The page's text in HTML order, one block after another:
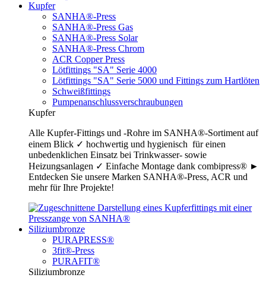
Kupfer
SANHA®-Press
SANHA®-Press Gas
SANHA®-Press Solar
SANHA®-Press Chrom
ACR Copper Press
Lötfittings "SA" Serie 4000
Lötfittings "SA" Serie 5000 und Fittings zum Hartlöten
Schweißfittings
Pumpenanschlussverschraubungen
Kupfer
Alle Kupfer-Fittings und -Rohre im SANHA®-Sortiment auf
einem Blick ✓ hochwertig und hygienisch für einen
unbedenklichen Einsatz bei Trinkwasser- sowie
Heizungsanlagen ✓ Einfache Montage dank combipress® ►
Entdecken Sie unsere Marken SANHA®-Press, ACR und
mehr für Ihre Projekte!
Siliziumbronze
PURAPRESS®
3fit®-Press
PURAFIT®
Siliziumbronze